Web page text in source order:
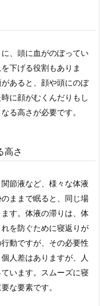
、頭に血がのぼってい
下げる役割もありま
あると、顔や頭にのぼ
に顔がむくんだりもし
る高さが必要です。
高さ
節液など、様々な体液
ままで眠ると、同じ場
す。体液の滞りは、体
を防ぐために寝返りが
動ですが、その必要性
人差はありますが、人
います。スムーズに寝
な要素です。